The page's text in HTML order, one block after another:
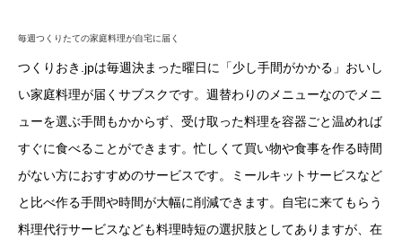
毎週つくりたての家庭料理が自宅に届く
つくりおき.jpは毎週決まった曜日に「少し手間がかかる」おいし
い家庭料理が届くサブスクです。週替わりのメニューなのでメニ
ューを選ぶ手間もかからず、受け取った料理を容器ごと温めれば
すぐに食べることができます。忙しくて買い物や食事を作る時間
がない方におすすめのサービスです。ミールキットサービスなど
と比べ作る手間や時間が大幅に削減できます。自宅に来てもらう
料理代行サービスなども料理時短の選択肢としてありますが、在